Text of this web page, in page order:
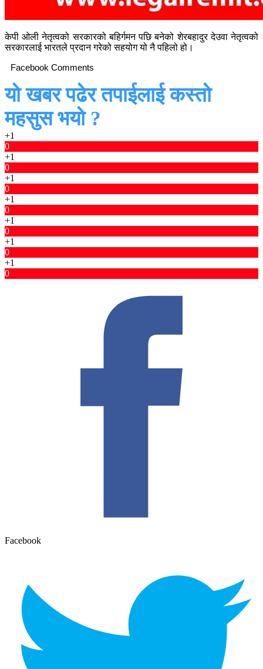
केपी ओली नेतृत्वको सरकारको बहिर्गमन पछि बनेको शेरबहादुर देउवा नेतृत्वको
सरकारलाई भारतले प्रदान गरेको सहयोग यो नै पहिलो हो।
Facebook Comments
यो खबर पढेर तपाईलाई कस्तो
महसुस भयो ?
+1
0
+1
0
+1
0
+1
0
+1
0
+1
0
+1
0
Facebook